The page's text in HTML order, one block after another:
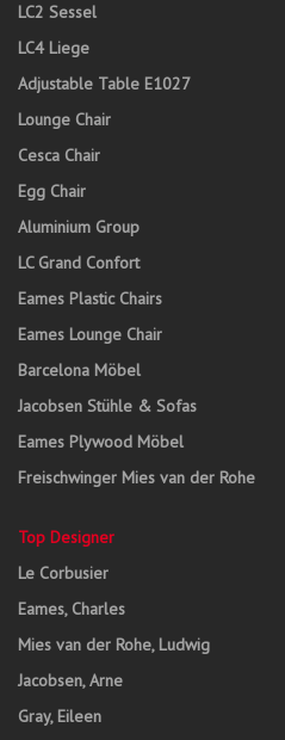
LC2 Sessel
LC4 Liege
Adjustable Table E1027
Lounge Chair
Cesca Chair
Egg Chair
Aluminium Group
LC Grand Confort
Eames Plastic Chairs
Eames Lounge Chair
Barcelona Möbel
Jacobsen Stühle & Sofas
Eames Plywood Möbel
Freischwinger Mies van der Rohe
Top Designer
Le Corbusier
Eames, Charles
Mies van der Rohe, Ludwig
Jacobsen, Arne
Gray, Eileen